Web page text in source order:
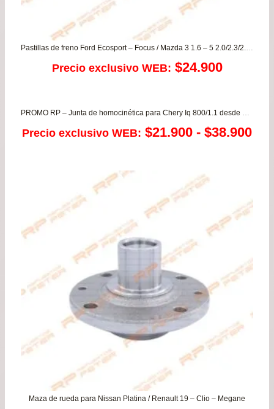
Pastillas de freno Ford Ecosport – Focus / Mazda 3 1.6 – 5 2.0/2.3/2.3 / VOLVO
Precio exclusivo WEB: $24.900
PROMO RP – Junta de homocinética para Chery Iq 800/1.1 desde año 2008 a 2014
Precio exclusivo WEB: $21.900 - $38.900
Maza de rueda para Nissan Platina / Renault 19 – Clio – Megane